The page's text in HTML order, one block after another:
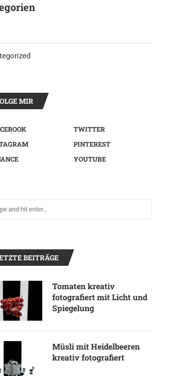
MIR
TWITTER
PINTEREST
YOUTUBE
BEITRÄGE
Tomaten kreativ
fotografiert mit Licht und
Spiegelung
Müsli mit Heidelbeeren
kreativ fotografiert